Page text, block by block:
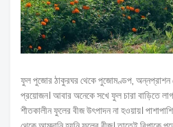
ফুল পুজোর ঠাকুরঘর থেকে পুজোমণ্ডপ, অন্নপ্রাশন
প্রয়োজন। আবার অনেকে সখে ফুল চারা বাড়িতে
শীতকালীন ফুলের বীজ উৎপাদন না হওয়ায়।